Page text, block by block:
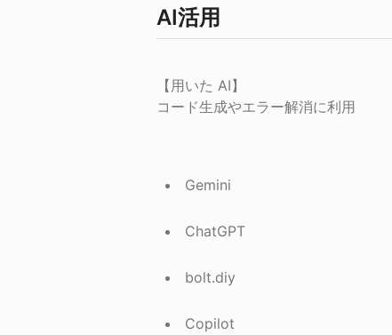
AI活用
【用いた AI】
コード生成やエラー解消に利用
Gemini
ChatGPT
bolt.diy
Copilot